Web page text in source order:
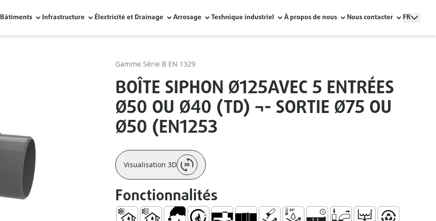
Bâtiments Infrastructure Électricité et Drainage Arrosage Technique industriel À propos de nous Nous contacter FR
Gamme Série B EN 1329
BOÎTE SIPHON Ø125AVEC 5 ENTRÉES
Ø50 OU Ø40 (TD) ¬- SORTIE Ø75 OU
Ø50 (EN1253
Visualisation 3D
Fonctionnalités